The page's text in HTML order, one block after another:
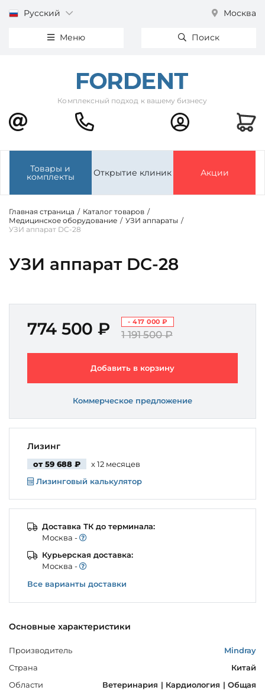
Русский Москва
Меню Поиск
Комплексный подход к вашему бизнесу
Товары и
комплекты Открытие клиник Акции
Главная страница / Каталог товаров /
Медицинское оборудование / УЗИ аппараты /
УЗИ аппарат DC-28
УЗИ аппарат DC-28
Основные характеристики
Производитель
Mindray
Страна
Китай
Области
Ветеринария | Кардиология | Общая
774 500 ₽ - 417 000 ₽
1 191 500 ₽
Добавить в корзину
Коммерческое предложение
Лизинг
от 59 688 ₽
x 12 месяцев
Лизинговый калькулятор
Доставка ТК до терминала:
Моcква -
Курьерская доставка:
Моcква -
Все варианты доставки